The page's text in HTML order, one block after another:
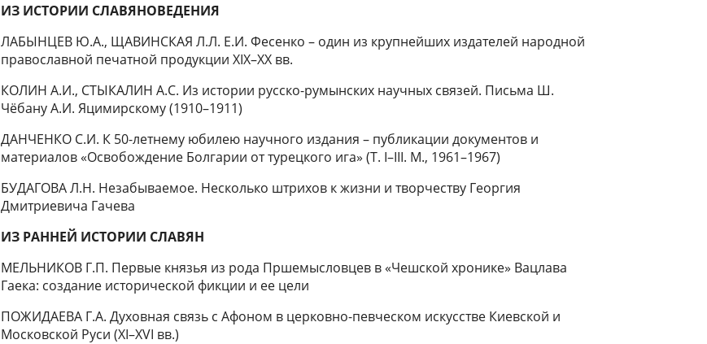
ИЗ ИСТОРИИ СЛАВЯНОВЕДЕНИЯ
ЛАБЫНЦЕВ Ю.А., ЩАВИНСКАЯ Л.Л. Е.И. Фесенко – один из крупнейших издателей народной
православной печатной продукции XIX–XX вв.
КОЛИН А.И., СТЫКАЛИН А.С. Из истории русско-румынских научных связей. Письма Ш.
Чёбану А.И. Яцимирскому (1910–1911)
ДАНЧЕНКО С.И. К 50-летнему юбилею научного издания – публикации документов и
материалов «Освобождение Болгарии от турецкого ига» (Т. I–III. М., 1961–1967)
БУДАГОВА Л.Н. Незабываемое. Несколько штрихов к жизни и творчеству Георгия
Дмитриевича Гачева
ИЗ РАННЕЙ ИСТОРИИ СЛАВЯН
МЕЛЬНИКОВ Г.П. Первые князья из рода Пршемысловцев в «Чешской хронике» Вацлава
Гаека: создание исторической фикции и ее цели
ПОЖИДАЕВА Г.А. Духовная связь с Афоном в церковно-певческом искусстве Киевской и
Московской Руси (XI–XVI вв.)